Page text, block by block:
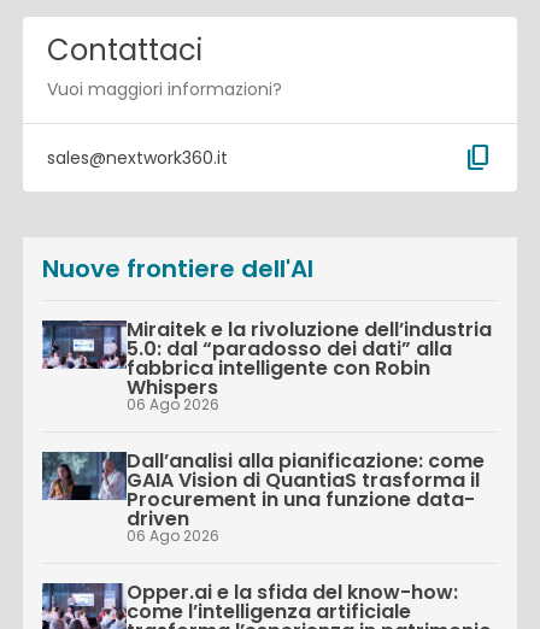
Contattaci
Vuoi maggiori informazioni?
sales@nextwork360.it content_copy
Nuove frontiere dell'AI
Miraitek e la rivoluzione dell’industria
5.0: dal “paradosso dei dati” alla
fabbrica intelligente con Robin
Whispers
06 Ago 2026
Dall’analisi alla pianificazione: come
GAIA Vision di QuantiaS trasforma il
Procurement in una funzione data-
driven
06 Ago 2026
Opper.ai e la sfida del know-how:
come l’intelligenza artificiale